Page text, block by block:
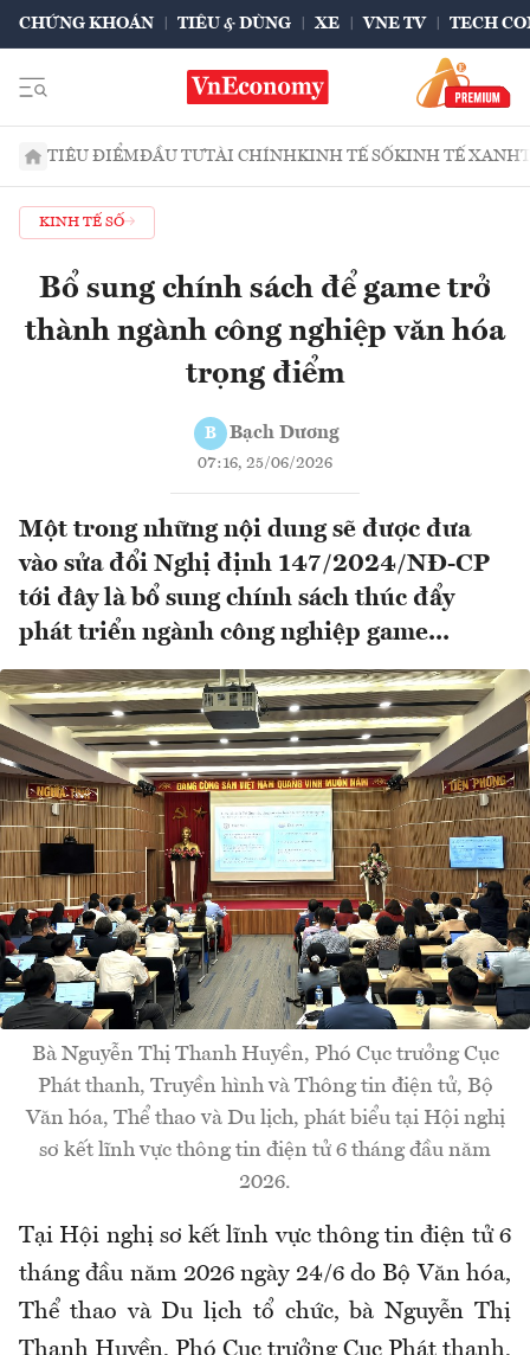
CHỨNG KHOÁN TIÊU & DÙNG XE VNE TV TECH
TIÊU ĐIỂMĐẦU TƯTÀI CHÍNHKINH TẾ SỐKINH TẾ XANH
KINH TẾ SỐ
Bổ sung chính sách để game trở
thành ngành công nghiệp văn hóa
trọng điểm
B Bạch Dương
07:16, 25/06/2026
Một trong những nội dung sẽ được đưa
vào sửa đổi Nghị định 147/2024/NĐ-CP
tới đây là bổ sung chính sách thúc đẩy
phát triển ngành công nghiệp game...
Bà Nguyễn Thị Thanh Huyền, Phó Cục trưởng Cục
Phát thanh, Truyền hình và Thông tin điện tử, Bộ
Văn hóa, Thể thao và Du lịch, phát biểu tại Hội nghị
sơ kết lĩnh vực thông tin điện tử 6 tháng đầu năm
2026.
Tại Hội nghị sơ kết lĩnh vực thông tin điện tử 6
tháng đầu năm 2026 ngày 24/6 do Bộ Văn hóa,
Thể thao và Du lịch tổ chức, bà Nguyễn Thị